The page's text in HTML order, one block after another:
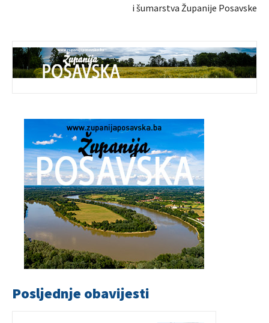
i šumarstva Županije Posavske
Posljednje obavijesti